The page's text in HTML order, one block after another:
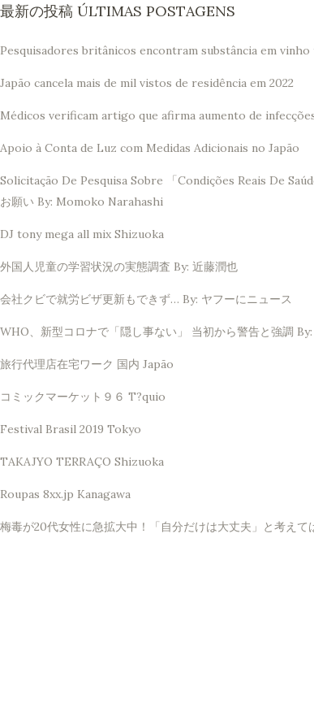
最新の投稿 ÚLTIMAS POSTAGENS
Pesquisadores britânicos encontram substância em
Japão cancela mais de mil vistos de residência em 2022
Médicos verificam artigo que afirma aumento de
Apoio à Conta de Luz com Medidas Adicionais no Japão
Solicitação De Pesquisa Sobre 「Condições Reais De
お願い By: Momoko Narahashi
DJ tony mega all mix Shizuoka
外国人児童の学習状況の実態調査 By: 近藤潤也
会社クビで就労ビザ更新もできず… By: ヤフーにニュース
WHO、新型コロナで「隠し事ない」 当初から警告と強調
旅行代理店在宅ワーク 国内 Japão
コミックマーケット９６ T?quio
Festival Brasil 2019 Tokyo
TAKAJYO TERRAÇO Shizuoka
Roupas 8xx.jp Kanagawa
梅毒が20代女性に急拡大中！「自分だけは大丈夫」と考え